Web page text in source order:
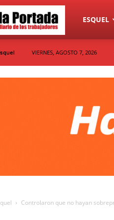
Diario
La
ESQUEL
VIERNES, AGOSTO 7, 2026
Controlaron que no hayan